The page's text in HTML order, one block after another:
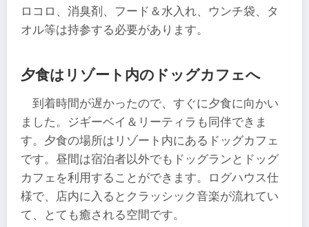
ロコロ、消臭剤、フード＆水入れ、ウンチ袋、タ
オル等は持参する必要があります。
夕食はリゾート内のドッグカフェへ
到着時間が遅かったので、すぐに夕食に向かい
ました。ジギーベイ＆リーティラも同伴できま
す。夕食の場所はリゾート内にあるドッグカフェ
です。昼間は宿泊者以外でもドッグランとドッグ
カフェを利用することができます。ログハウス仕
様で、店内に入るとクラッシック音楽が流れてい
て、とても癒される空間です。